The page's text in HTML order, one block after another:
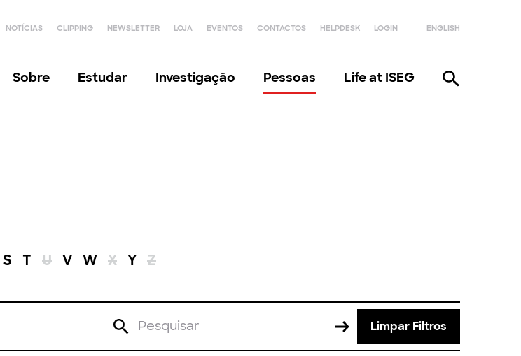
NOTÍCIAS CLIPPING NEWSLETTER LOJA EVENTOS CONTACTOS HELPDESK LOGIN ENGLISH
Sobre Estudar Investigação Pessoas Life at ISEG
S T U V W X Y Z
Limpar Filtros